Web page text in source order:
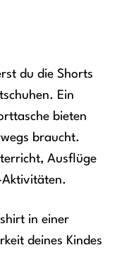
du die Shorts
Ein
bieten
braucht.
Ausflüge
in einer
deines Kindes